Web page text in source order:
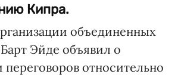
Кипра.
объединенных
Эйде объявил о
относительно